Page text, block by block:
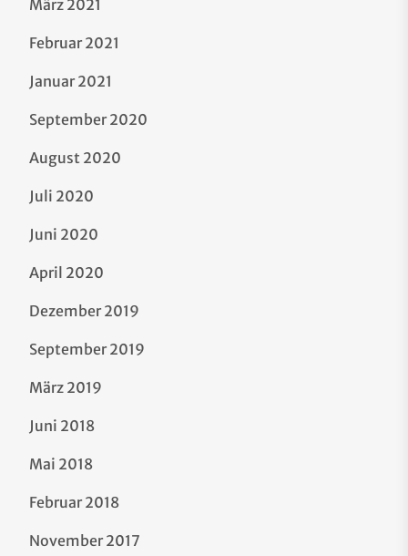
März 2021
Februar 2021
Januar 2021
September 2020
August 2020
Juli 2020
Juni 2020
April 2020
Dezember 2019
September 2019
März 2019
Juni 2018
Mai 2018
Februar 2018
November 2017